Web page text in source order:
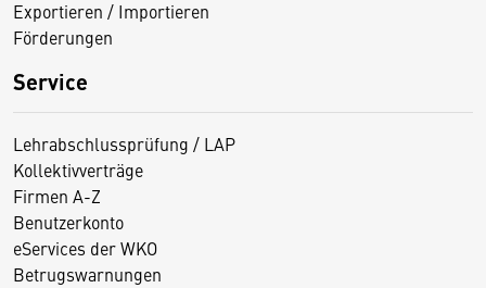
Exportieren / Importieren
Förderungen
Service
Lehrabschlussprüfung / LAP
Kollektivverträge
Firmen A-Z
Benutzerkonto
eServices der WKO
Betrugswarnungen